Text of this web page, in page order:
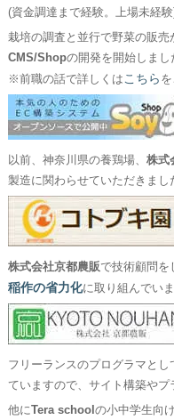
(資金調達まで経験。上場未経
栽培の調査と並行で野菜の販
CMS/Shopの開発を開始しまし
※前職の話で詳しくはこちら
以前、神奈川県の養鶏場、 株式
製造に関わらせていただきまし
株式会社京都農販で技術顧問を
稲作の省力化に取り組んでいま
フリーランスのプログラマと
ていますので、サイト構築やプ
他にTera school の小中学生向